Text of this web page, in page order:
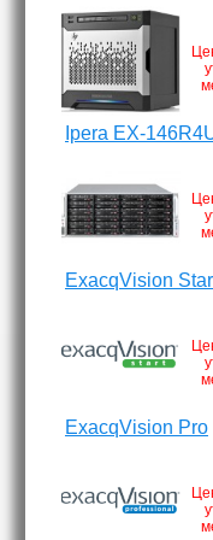
Ipera EX-
ExacqVision
ExacqVision Pro